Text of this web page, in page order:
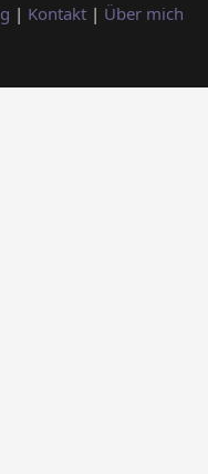
| Kontakt | Über mich